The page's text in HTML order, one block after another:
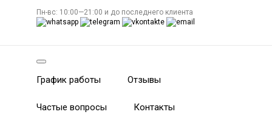
Пн-вс: 10:00—21:00 и до последнего клиента
График работы Отзывы
Частые вопросы Контакты